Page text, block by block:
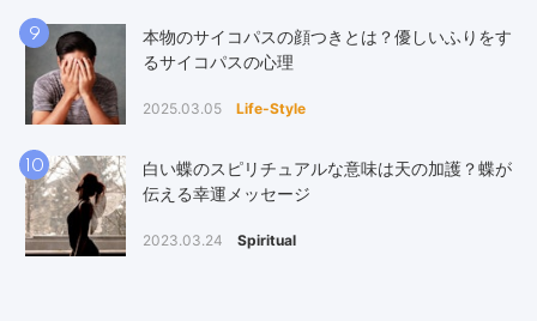
9
本物のサイコパスの顔つきとは？優しいふりをす
るサイコパスの心理
2025.03.05 Life-Style
10
白い蝶のスピリチュアルな意味は天の加護？蝶が
伝える幸運メッセージ
2023.03.24 Spiritual